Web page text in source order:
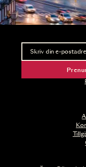
Nyhetsbrev
Ta del av